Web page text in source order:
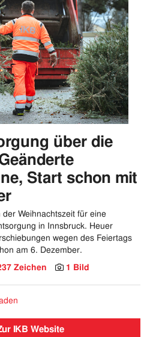
über die
Start schon mit
Weihnachtszeit für eine
in Innsbruck. Heuer
wegen des Feiertags
am 6. Dezember.
Zeichen 1 Bild
IKB Website